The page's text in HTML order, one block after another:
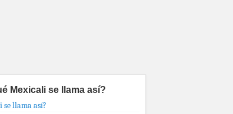
Mexicali se llama así?